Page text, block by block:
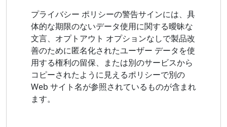
プライバシー ポリシーの警告サインには、具
体的な期限のないデータ使用に関する曖昧な
文言、オプトアウト オプションなしで製品改
善のために匿名化されたユーザー データを使
用する権利の留保、または別のサービスから
コピーされたように見えるポリシーで別の
Web サイト名が参照されているものが含まれ
ます。